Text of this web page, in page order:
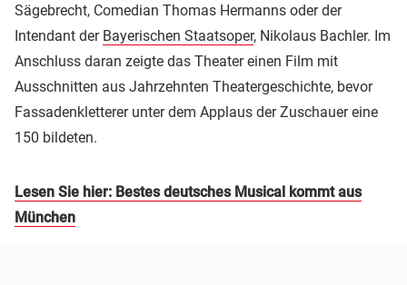
Sägebrecht, Comedian Thomas Hermanns oder der
Intendant der Bayerischen Staatsoper, Nikolaus Bachler. Im
Anschluss daran zeigte das Theater einen Film mit
Ausschnitten aus Jahrzehnten Theatergeschichte, bevor
Fassadenkletterer unter dem Applaus der Zuschauer eine
150 bildeten.
Lesen Sie hier: Bestes deutsches Musical kommt aus
München